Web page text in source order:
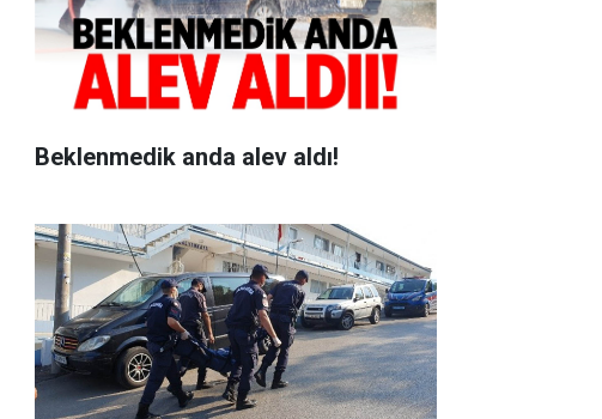
Beklenmedik anda alev aldı!